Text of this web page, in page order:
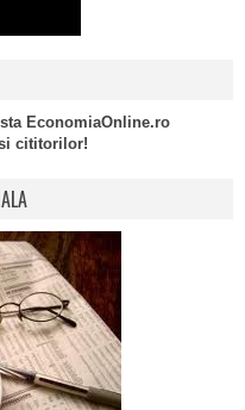
EconomiaOnline.ro
cititorilor!